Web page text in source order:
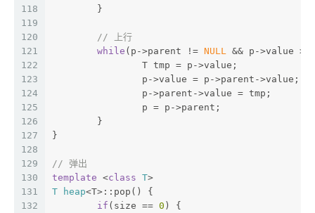
118
119
120
121
122
123
124
125
126
127
128
129
130
131
132
	}
// 上行
while (p->parent != NULL
&& p->value >
		T tmp = p->value;
		p->value = p->parent->value;
		p->parent->value = tmp;
		p = p->parent;
	}
}
// 弹出
template <class T>
T
heap<T>: :pop() {
if (size == 0 ) {